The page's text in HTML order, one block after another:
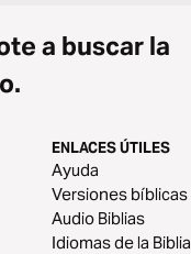
a buscar la
ENLACES ÚTILES
Ayuda
Versiones bíblicas
Audio Biblias
Idiomas de la Biblia